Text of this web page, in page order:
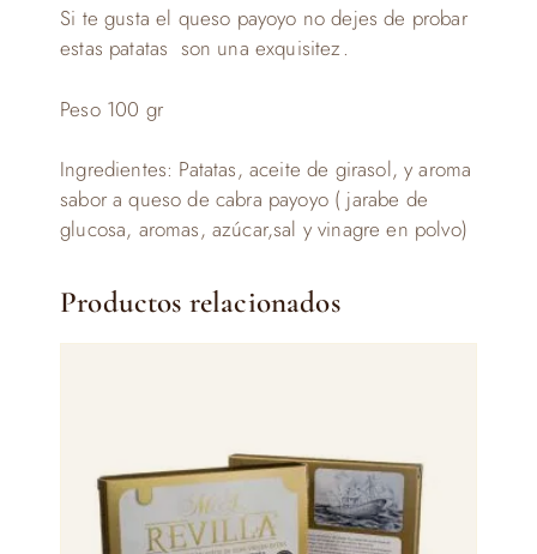
Si te gusta el queso payoyo no dejes de probar
estas patatas son una exquisitez.
Peso 100 gr
Ingredientes: Patatas, aceite de girasol, y aroma
sabor a queso de cabra payoyo ( jarabe de
glucosa, aromas, azúcar,sal y vinagre en polvo)
Productos relacionados